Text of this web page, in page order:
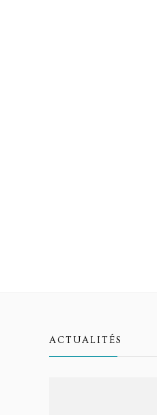
ACTUALITÉS